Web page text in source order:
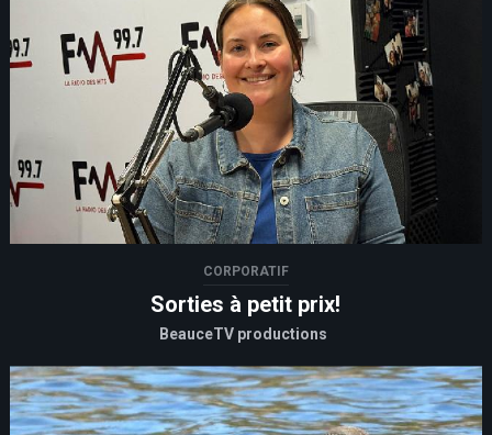
CORPORATIF
Sorties à petit prix!
BeauceTV productions